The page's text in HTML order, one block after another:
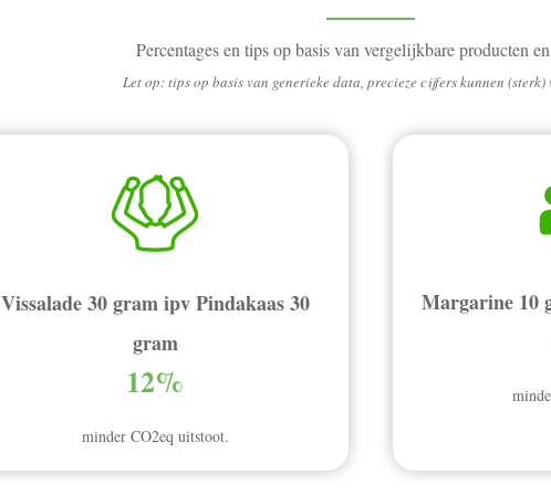
Percentages en tips op basis van vergelijkbare producten
Let op: tips op basis van generieke data, precieze cijfers kunnen
Vissalade 30 gram ipv Pindakaas 30
gram
12%
minder CO2eq uitstoot.
Margarine 10